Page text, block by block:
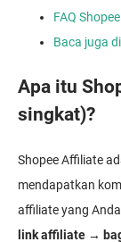
FAQ
Baca juga
Apa itu
singkat)?
Shopee Affiliate
mendapatkan
affiliate yang
link affiliate →